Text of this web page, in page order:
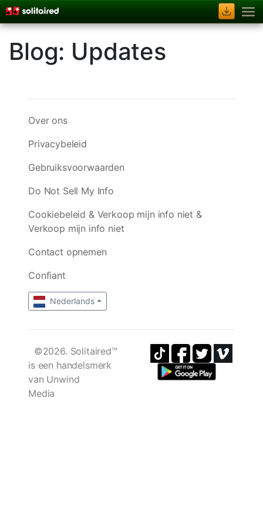
Blog: Updates
Over ons
Privacybeleid
Gebruiksvoorwaarden
Do Not Sell My Info
Cookiebeleid & Verkoop mijn info niet &
Verkoop mijn info niet
Contact opnemen
Confiant
Nederlands
©2026. Solitaired™
is een handelsmerk
van Unwind
Media